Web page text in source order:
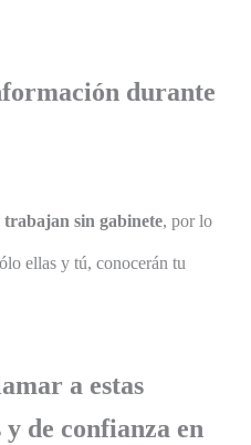
durante
trabajan sin gabinete, por lo
ellas y tú, conocerán tu
a estas
de confianza en